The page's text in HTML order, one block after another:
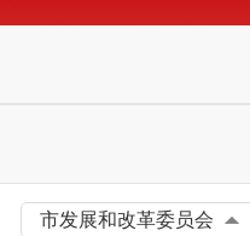
市发展和改革委员会